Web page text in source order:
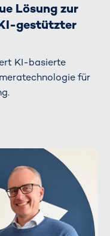
Lösung zur
gestützter
KI-basierte
für